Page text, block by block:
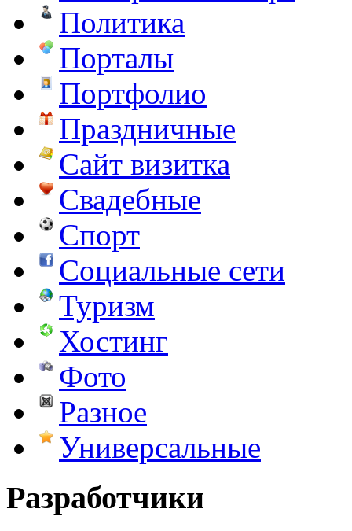
Политика
Порталы
Портфолио
Праздничные
Сайт визитка
Свадебные
Спорт
Социальные сети
Туризм
Хостинг
Фото
Разное
Универсальные
Разработчики